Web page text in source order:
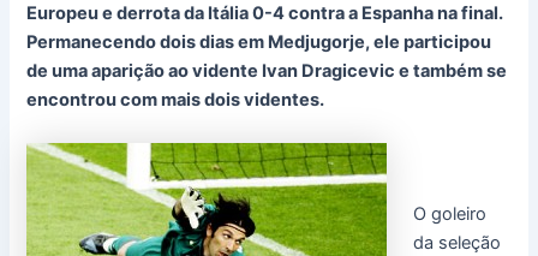
Europeu e derrota da Itália 0-4 contra a Espanha na final.
Permanecendo dois dias em Medjugorje, ele participou
de uma aparição ao vidente Ivan Dragicevic e também se
encontrou com mais dois videntes.
O goleiro
da seleção